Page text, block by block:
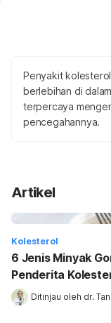
Penyakit
berlebihan di
terpercaya
pencegahannya.
Artikel
Kolesterol
6 Jenis Minyak
Penderita
Ditinjau oleh dr.